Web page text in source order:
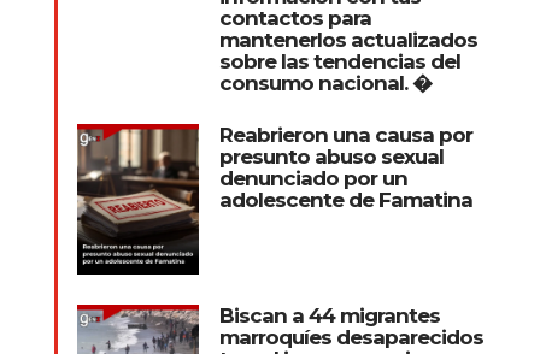
contactos para
mantenerlos actualizados
sobre las tendencias del
consumo nacional. �
Reabrieron una causa por
presunto abuso sexual
denunciado por un
adolescente de Famatina
Biscan a 44 migrantes
marroquíes desaparecidos